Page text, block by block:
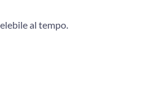
al tempo.